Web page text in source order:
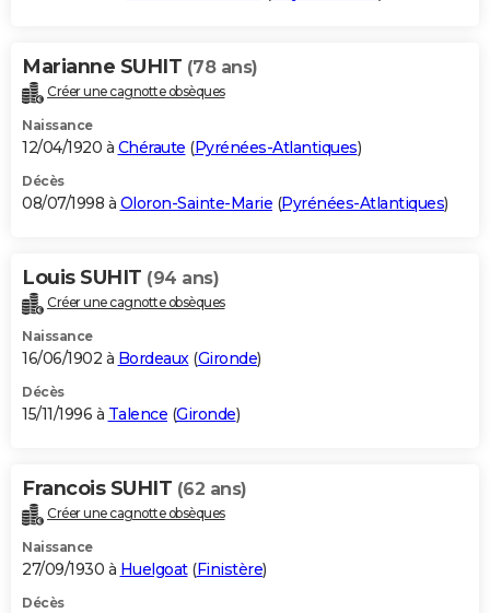
Marianne SUHIT (78 ans)
Créer une cagnotte obsèques
Naissance
12/04/1920 à Chéraute (Pyrénées-Atlantiques)
Décès
08/07/1998 à Oloron-Sainte-Marie (Pyrénées-Atlantiques)
Louis SUHIT (94 ans)
Créer une cagnotte obsèques
Naissance
16/06/1902 à Bordeaux(Gironde)
Décès
15/11/1996 à Talence (Gironde)
Francois SUHIT (62 ans)
Créer une cagnotte obsèques
Naissance
27/09/1930 à Huelgoat(Finistère)
Décès